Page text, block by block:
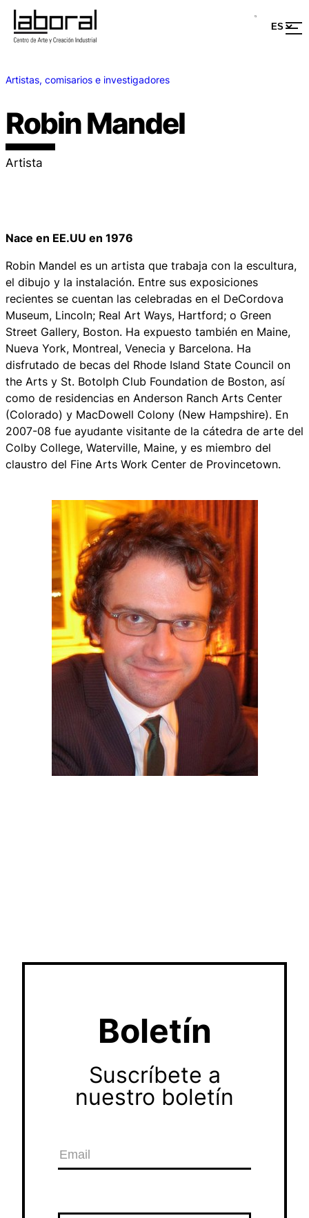
Artistas, comisarios e investigadores
Robin Mandel
Artista
Nace en EE.UU en 1976
Robin Mandel es un artista que trabaja con la escultura,
el dibujo y la instalación. Entre sus exposiciones
recientes se cuentan las celebradas en el DeCordova
Museum, Lincoln; Real Art Ways, Hartford; o Green
Street Gallery, Boston. Ha expuesto también en Maine,
Nueva York, Montreal, Venecia y Barcelona. Ha
disfrutado de becas del Rhode Island State Council on
the Arts y St. Botolph Club Foundation de Boston, así
como de residencias en Anderson Ranch Arts Center
(Colorado) y MacDowell Colony (New Hampshire). En
2007-08 fue ayudante visitante de la cátedra de arte del
Colby College, Waterville, Maine, y es miembro del
claustro del Fine Arts Work Center de Provincetown.
Boletín
Suscríbete a
nuestro boletín